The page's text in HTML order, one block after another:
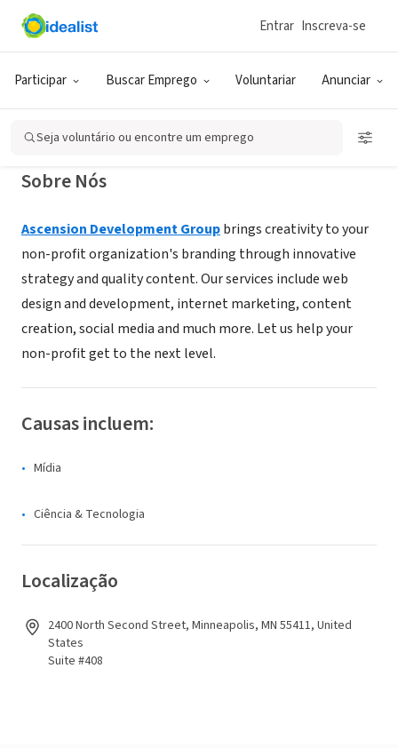
Participar Buscar Emprego Voluntariar Anunciar
Entrar Inscreva-se
Seja voluntário ou encontre um emprego
CONSULTORIA (PRESTADOR DE SERVIÇO)
Ascension Development Group
Sobre Nós
Ascension Development Groupbrings creativity to your
non-profit organization's branding through innovative
strategy and quality content. Our services include web
design and development, internet marketing, content
creation, social media and much more. Let us help your
non-profit get to the next level.
Causas incluem:
Mídia
Ciência & Tecnologia
Localização
2400 North Second Street, Minneapolis, MN 55411, United
States
Suite #408